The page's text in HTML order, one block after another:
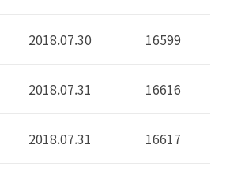
2018.07.30 16599
2018.07.31 16616
2018.07.31 16617